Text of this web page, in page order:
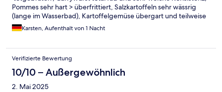
Pommes sehr hart > überfrittiert, Salzkartoffeln sehr wässrig
(lange im Wasserbad), Kartoffelgemüse übergart und teilweise
schwarz/angebrannt. Einzige Lichtblicke waren das
selbstgebackene Brot, die Käseplatte und die Senfgurken. Laut
das Essen sonst deutlich besser sein....
Karsten, Aufenthalt von 1 Nacht
Verifizierte Bewertung
10/10 – Außergewöhnlich
2. Mai 2025